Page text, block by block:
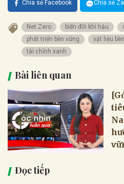
Chia sẻ Facebook Chia sẻ
Net Zero biến đổi khí hậu
phát triển bền vững
vật liệu
tài chính xanh
Bài liên quan
Đọc tiếp